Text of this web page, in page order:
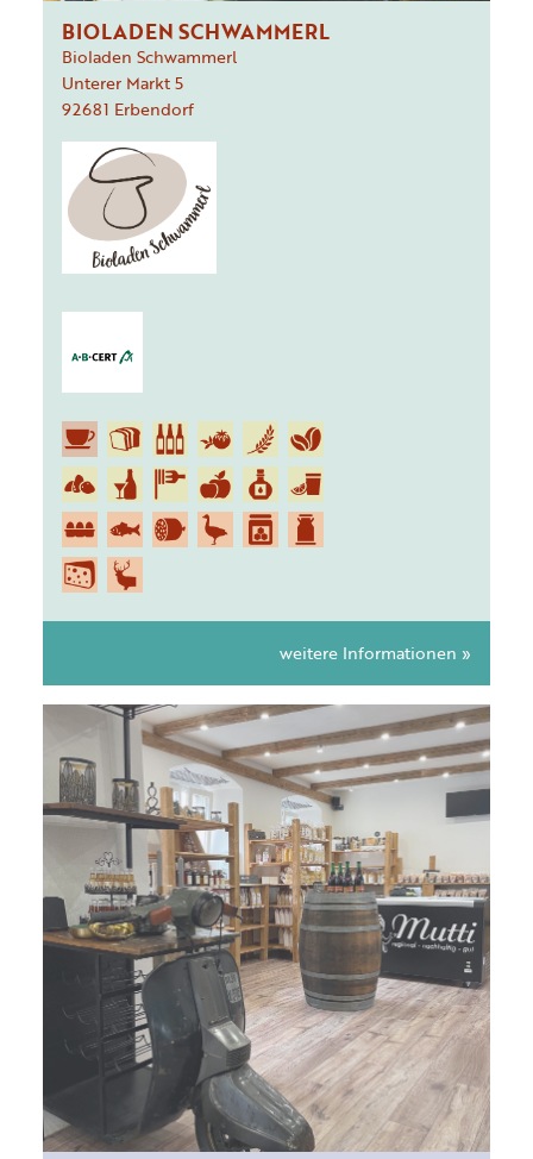
BIOLADEN SCHWAMMERL
Bioladen Schwammerl
Unterer Markt5
92681 Erbendorf
weitere Informationen »